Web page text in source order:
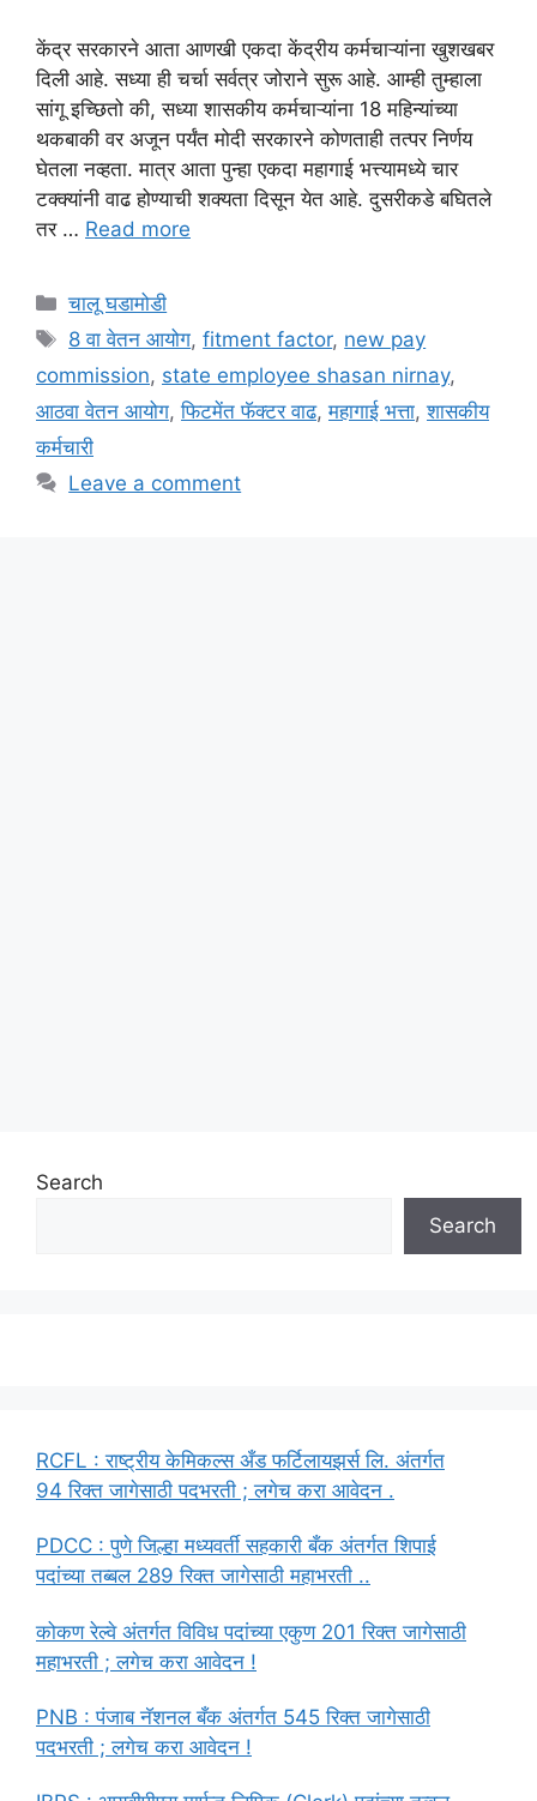
केंद्र सरकारने आता आणखी एकदा केंद्रीय कर्मचाऱ्यांना खुशखबर
दिली आहे. सध्या ही चर्चा सर्वत्र जोराने सुरू आहे. आम्ही तुम्हाला
सांगू इच्छितो की, सध्या शासकीय कर्मचाऱ्यांना 18 महिन्यांच्या
थकबाकी वर अजून पर्यंत मोदी सरकारने कोणताही तत्पर निर्णय
घेतला नव्हता. मात्र आता पुन्हा एकदा महागाई भत्त्यामध्ये चार
टक्क्यांनी वाढ होण्याची शक्यता दिसून येत आहे. दुसरीकडे बघितले
तर … Read more
Categories
चालू घडामोडी
Tags
8 वा वेतन आयोग,fitment factor, new pay
commission, state employee shasan nirnay,
आठवा वेतन आयोग,फिटमेंत फॅक्टर वाढ,महागाई भत्ता,शासकीय
कर्मचारी
Leave a comment
Search
Search
RCFL : राष्ट्रीय केमिकल्स अँड फर्टिलायझर्स लि. अंतर्गत
94 रिक्त जागेसाठी पदभरती ; लगेच करा आवेदन .
PDCC : पुणे जिल्हा मध्यवर्ती सहकारी बँक अंतर्गत शिपाई
पदांच्या तब्बल 289 रिक्त जागेसाठी महाभरती ..
कोकण रेल्वे अंतर्गत विविध पदांच्या एकुण 201 रिक्त जागेसाठी
महाभरती ; लगेच करा आवेदन !
PNB : पंजाब नॅशनल बँक अंतर्गत 545 रिक्त जागेसाठी
पदभरती ; लगेच करा आवेदन !